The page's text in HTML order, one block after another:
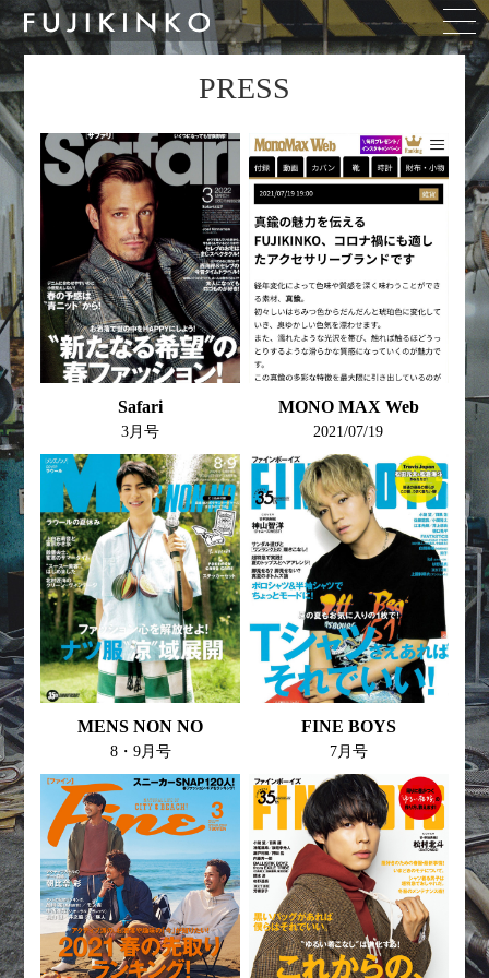
PRESS
Safari
3月号
MONO MAX Web
2021/07/19
MENS NON NO
8・9月号
FINE BOYS
7月号